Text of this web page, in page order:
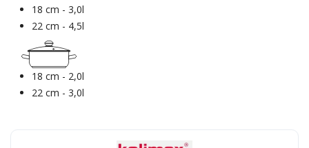
18 cm - 3,0l
22 cm - 4,5l
18 cm - 2,0l
22 cm - 3,0l